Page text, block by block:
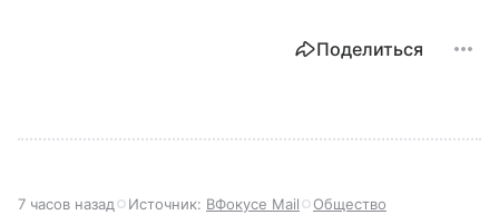
Поделиться
7 часов назад Источник: ВФокусе Mail Общество